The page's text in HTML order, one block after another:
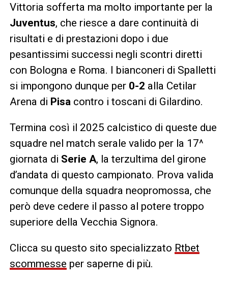
Vittoria sofferta ma molto importante per la
Juventus, che riesce a dare continuità di
risultati e di prestazioni dopo i due
pesantissimi successi negli scontri diretti
con Bologna e Roma. I bianconeri di Spalletti
si impongono dunque per 0-2 alla Cetilar
Arena di Pisa contro i toscani di Gilardino.
Termina così il 2025 calcistico di queste due
squadre nel match serale valido per la 17^
giornata di Serie A, la terzultima del girone
d’andata di questo campionato. Prova valida
comunque della squadra neopromossa, che
però deve cedere il passo al potere troppo
superiore della Vecchia Signora.
Clicca su questo sito specializzato Rtbet
scommesse per saperne di più.